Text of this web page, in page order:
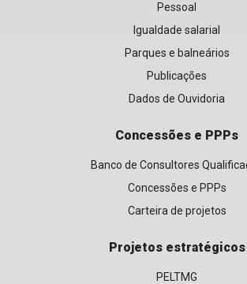
Pessoal
Igualdade salarial
Parques e balneários
Publicações
Dados de Ouvidoria
Concessões e PPPs
Banco de Consultores
Concessões e PPPs
Carteira de projetos
Projetos estratégicos
PELTMG